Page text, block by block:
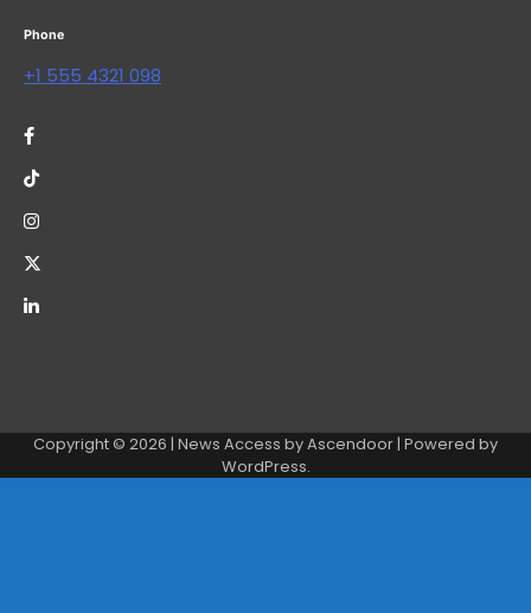
Phone
+1 555 4321 098
Copyright © 2026 | News Access byAscendoor | Powered by
WordPress.